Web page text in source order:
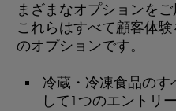
まざまなオプションをご
これらはすべて顧客体
のオプションです。
冷蔵・冷凍食品の
して1つのエントリ